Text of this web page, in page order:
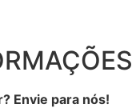
Envie para nós!